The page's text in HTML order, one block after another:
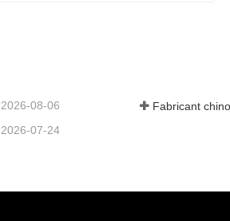
2026-08-06
2026-07-24